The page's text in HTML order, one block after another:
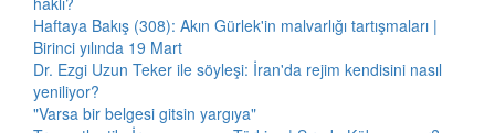
Haftaya Bakış (308): Akın Gürlek'in malvarlığı tartışmaları |
Birinci yılında 19 Mart
Dr. Ezgi Uzun Teker ile söyleşi: İran'da rejim kendisini nasıl
yeniliyor?
"Varsa bir belgesi gitsin yargıya"